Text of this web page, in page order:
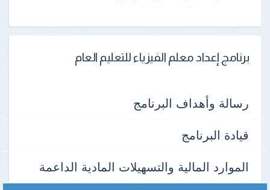
برنامج إعداد معلم الفيزياء للتعليم العام
رسالة وأهداف البرنامج
قيادة البرنامج
الموارد المالية والتسهيلات المادية الداعمة